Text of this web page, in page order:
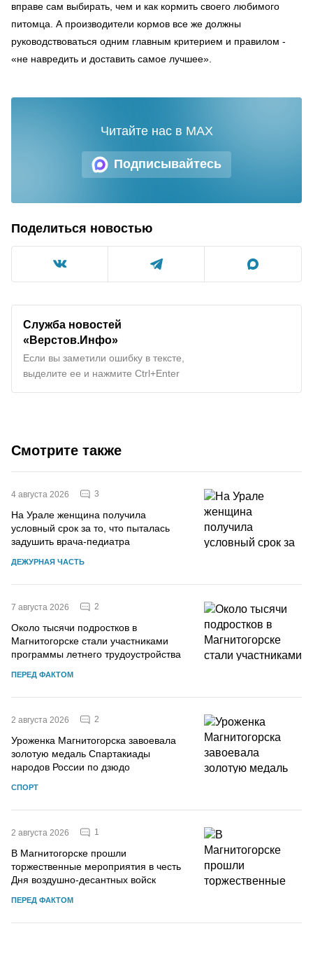
вправе сам выбирать, чем и как кормить своего любимого
питомца. А производители кормов все же должны
руководствоваться одним главным критерием и правилом -
«не навредить и доставить самое лучшее».
Подписывайтесь
Читайте нас в MAX
Поделиться новостью
Служба новостей
«Верстов.Инфо»
Если вы заметили ошибку в тексте,
выделите ее и нажмите Ctrl+Enter
Смотрите также
4 августа 2026 3
На Урале женщина получила
условный срок за то, что пыталась
задушить врача-педиатра
ДЕЖУРНАЯ ЧАСТЬ
7 августа 2026 2
Около тысячи подростков в
Магнитогорске стали участниками
программы летнего трудоустройства
ПЕРЕД ФАКТОМ
2 августа 2026 2
Уроженка Магнитогорска завоевала
золотую медаль Спартакиады
народов России по дзюдо
СПОРТ
2 августа 2026 1
В Магнитогорске прошли
торжественные мероприятия в честь
Дня воздушно-десантных войск
ПЕРЕД ФАКТОМ